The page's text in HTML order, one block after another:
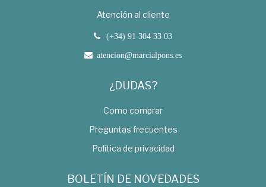
Atención al cliente
(+34) 91 304 33 03
atencion@marcialpons.es
¿DUDAS?
Como comprar
Preguntas frecuentes
Política de privacidad
BOLETÍN DE NOVEDADES